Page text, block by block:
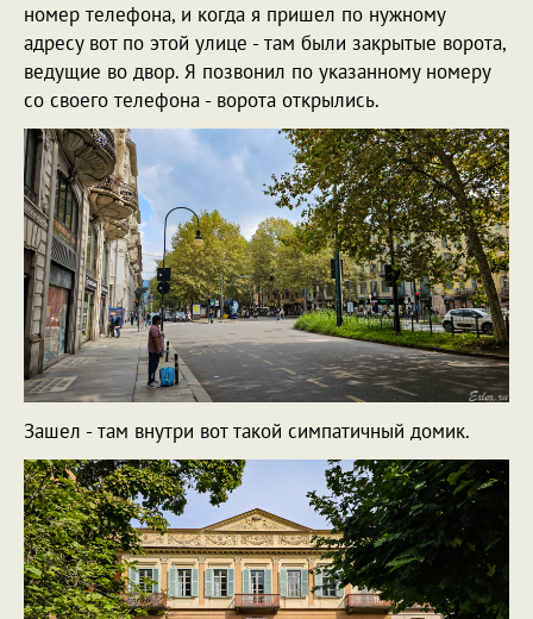
номер телефона, и когда я пришел по нужному
адресу вот по этой улице - там были закрытые ворота,
ведущие во двор. Я позвонил по указанному номеру
со своего телефона - ворота открылись.
Зашел - там внутри вот такой симпатичный домик.